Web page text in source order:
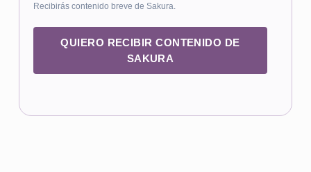
Recibirás contenido breve de Sakura.
QUIERO RECIBIR CONTENIDO DE
SAKURA